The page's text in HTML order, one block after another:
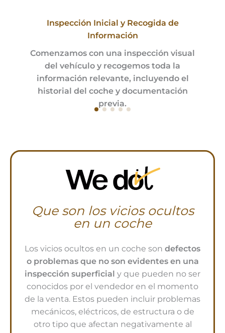
Inspección Inicial y Recogida de
Información
Comenzamos con una inspección visual
del vehículo y recogemos toda la
información relevante, incluyendo el
historial del coche y documentación
previa.
Que son los vicios ocultos
en un coche
Los vicios ocultos en un coche son defectos
o problemas que no son evidentes en una
inspección superficial y que pueden no ser
conocidos por el vendedor en el momento
de la venta. Estos pueden incluir problemas
mecánicos, eléctricos, de estructura o de
otro tipo que afectan negativamente al